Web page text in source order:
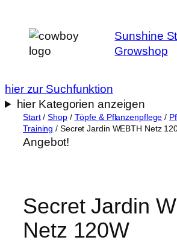
Inhalt
springen
Sunshine
Growshop
hier zur Suchfunktion
hier Kategorien anzeigen
Start/Shop/ Töpfe & Pflanzenpflege /
Training / Secret Jardin WEBTH Netz
Angebot!
Secret Jardin
Netz 120W